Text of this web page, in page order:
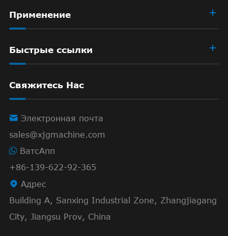
Применение
Быстрые ссылки
Свяжитесь Нас
 Электронная почта
sales@xjgmachine.com
ВатсАпп
+86-139-622-92-365
 Адрес
Building A, Sanxing Industrial Zone, Zhangjiagang
City, Jiangsu Prov, China